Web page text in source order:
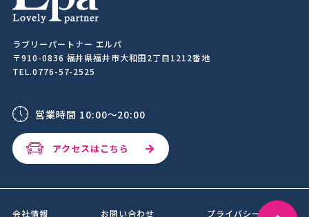
ラブリーパートナー エルパ
〒910-0836 福井県福井市大和田2丁目1212番地
TEL.0776-57-2525
営業時間 10:00～20:00
アクセスはこちら
会社情報 お問い合わせ プライバシーポリシー